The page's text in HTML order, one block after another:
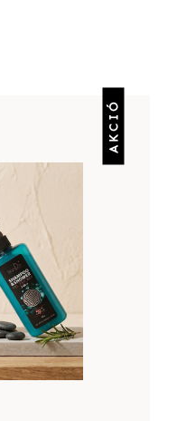
AKCIÓ